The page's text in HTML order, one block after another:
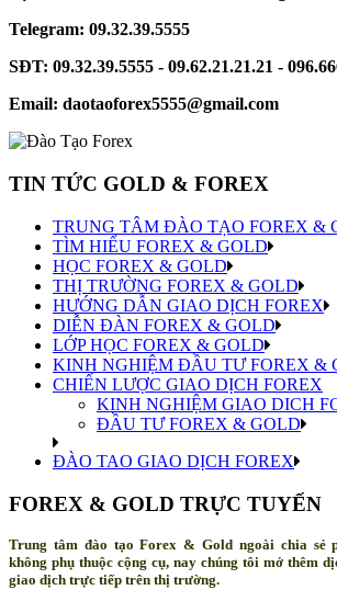
Telegram: 09.32.39.5555
SĐT: 09.32.39.5555 - 09.62.21.21.21 -
Email: daotaoforex5555@gmail.com
TIN TỨC GOLD & FOREX
TRUNG TÂM ĐÀO TẠO FOREX &
TÌM HIỂU FOREX & GOLD
HỌC FOREX & GOLD
THỊ TRƯỜNG FOREX & GOLD
HƯỚNG DẪN GIAO DỊCH FOREX
DIỄN ĐÀN FOREX & GOLD
LỚP HỌC FOREX & GOLD
KINH NGHIỆM ĐẦU TƯ FOREX &
CHIẾN LƯỢC GIAO DỊCH FOREX
KINH NGHIỆM GIAO DICH
ĐẦU TƯ FOREX & GOLD
ĐÀO TAO GIAO DỊCH FOREX
FOREX & GOLD TRỰC TUYẾN
Trung tâm đào tạo Forex & Gold ngoài chia sẻ
không phụ thuộc cộng cụ, nay chúng tôi mở thêm
giao dịch trực tiếp trên thị trường.